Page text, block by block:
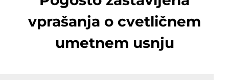
vprašanja o cvetličnem
umetnem usnju